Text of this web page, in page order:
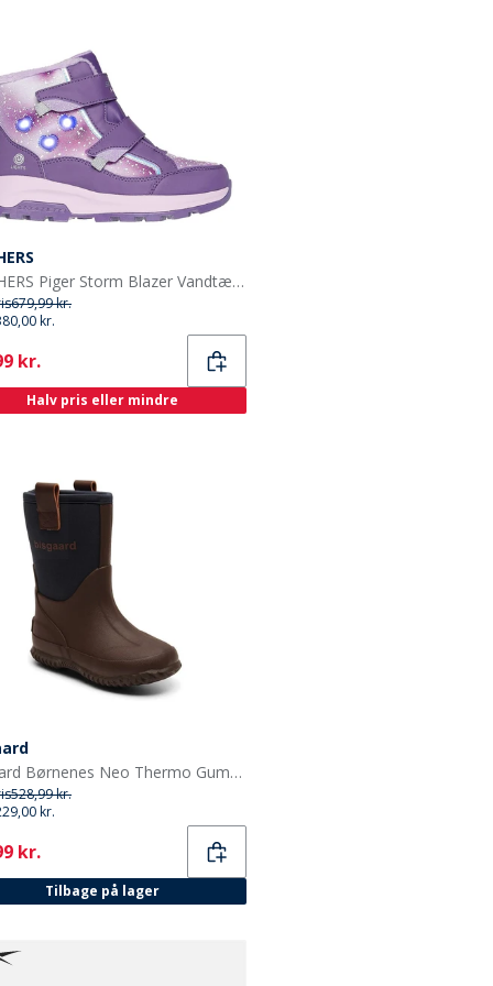
SKECHERS Piger Storm Blazer Vandtætte Sko Lilla
679,99 kr.
kr.
kr.
Halv pris eller mindre
Bisgaard Børnenes Neo Thermo Gummistøvler Blå
528,99 kr.
kr.
kr.
Tilbage på lager